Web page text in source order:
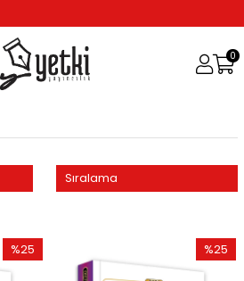
0
Sıralama
%25
İndirim
%25
İndirim